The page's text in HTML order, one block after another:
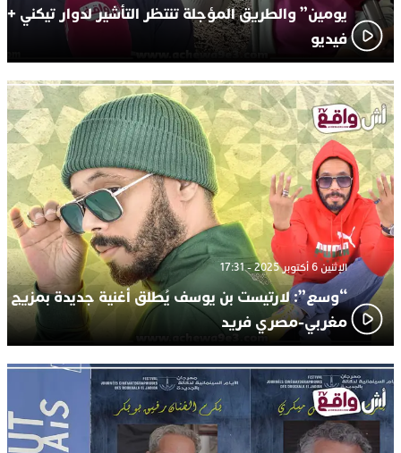
يومين” والطريق المؤجلة تنتظر التأشير لدوار تيكني +
فيديو
الإثنين 6 أكتوبر 2025 - 17:31
“وسع”: لارتيست بن يوسف يُطلق أغنية جديدة بمزيج
مغربي-مصري فريد